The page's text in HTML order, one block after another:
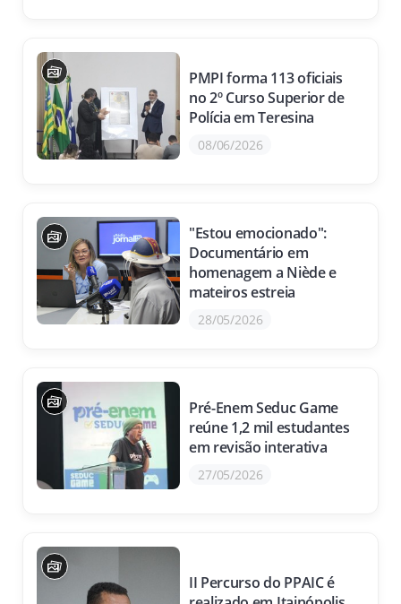
PMPI forma 113 oficiais
no 2º Curso Superior de
Polícia em Teresina
08/06/2026
"Estou emocionado":
Documentário em
homenagem a Niède e
mateiros estreia
28/05/2026
Pré-Enem Seduc Game
reúne 1,2 mil estudantes
em revisão interativa
27/05/2026
II Percurso do PPAIC é